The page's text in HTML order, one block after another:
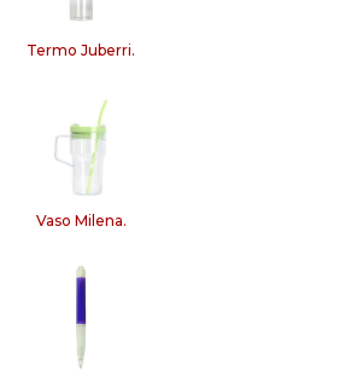
Termo Juberri.
Vaso Milena.